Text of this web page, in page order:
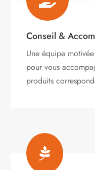
Conseil &
Une équipe
pour vous
produits
